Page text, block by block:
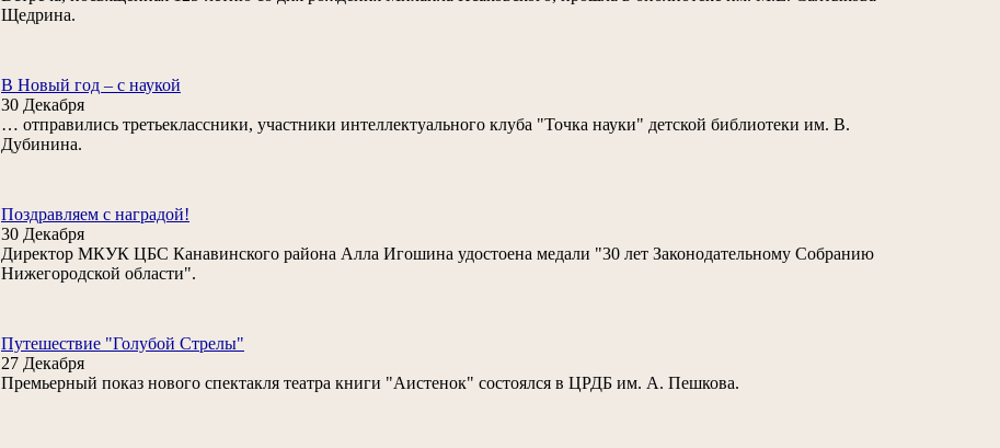
Щедрина.
В Новый год – с наукой
30 Декабря
… отправились третьеклассники, участники интеллектуального клуба "Точка науки" детской библиотеки им. В.
Дубинина.
Поздравляем с наградой!
30 Декабря
Директор МКУК ЦБС Канавинского района Алла Игошина удостоена медали "30 лет Законодательному Собранию
Нижегородской области".
Путешествие "Голубой Стрелы"
27 Декабря
Премьерный показ нового спектакля театра книги "Аистенок" состоялся в ЦРДБ им. А. Пешкова.